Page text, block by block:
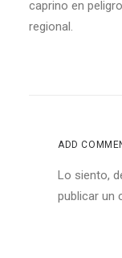
caprino en
regional.
ADD
Lo siento,
publicar un